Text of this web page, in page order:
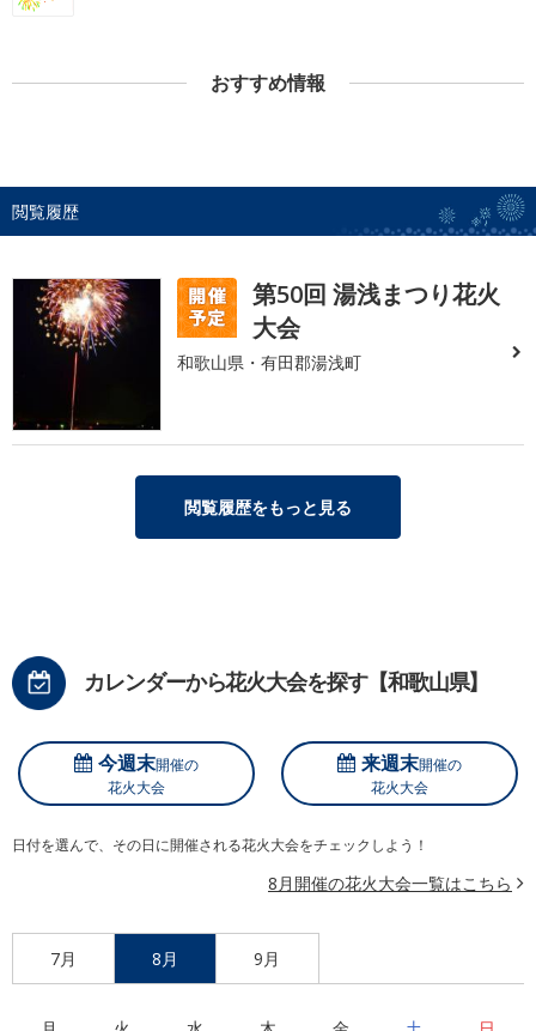
おすすめ情報
閲覧履歴
第50回 湯浅まつり花火
大会
和歌山県・有田郡湯浅町
閲覧履歴をもっと見る
カレンダーから花火大会を探す【和歌山県】
今週末開催の
花火大会
来週末開催の
花火大会
日付を選んで、その日に開催される花火大会をチェックしよう！
8月開催の花火大会一覧はこちら
7月 8月 9月